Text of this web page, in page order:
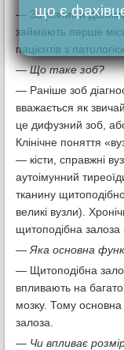
— За різними
займають перше
пацієнтів з
— Що таке зоб?
— Раніше зоб
вважається як
це дифузний зоб,
Клінічне поняття
— кісти, справжні
аутоімунний
тканину
великі вузли).
щитоподібна
— Яка основна
— Щитоподібна
впливають на
мозку. Тому основна
залоза.
— Чи впливає
що є